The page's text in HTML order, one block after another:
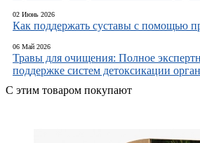
02 Июнь 2026
Как поддержать суставы с помощью
06 Май 2026
Травы для очищения: Полное
поддержке систем детоксикации
С этим товаром покупают